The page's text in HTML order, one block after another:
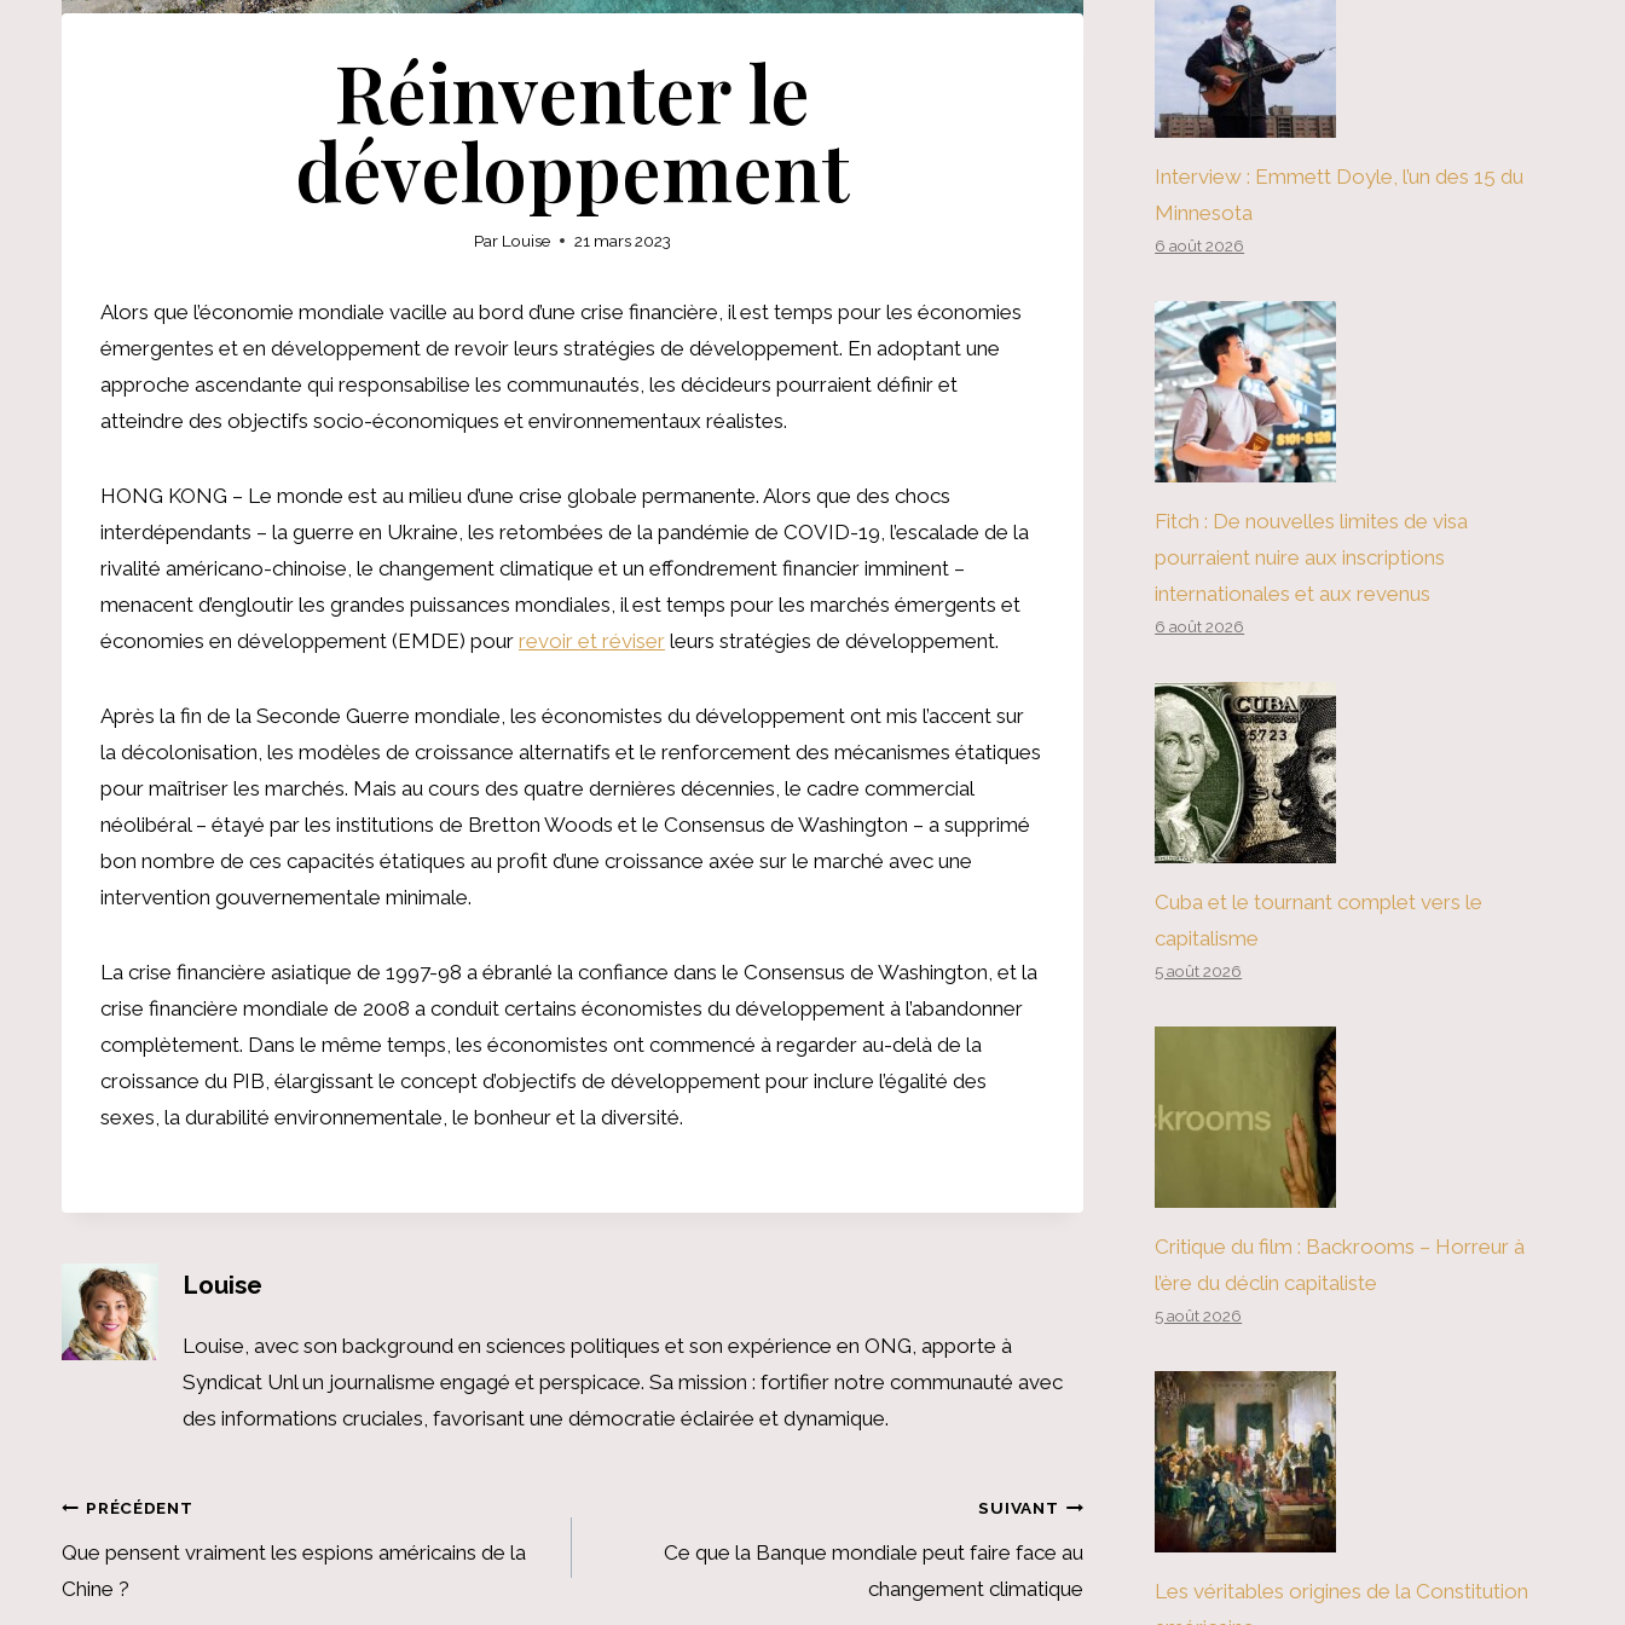
Réinventer le
développement
Par Louise 21 mars 2023
Alors que l’économie mondiale vacille au bord d’une crise financière, il est temps pour les économies
émergentes et en développement de revoir leurs stratégies de développement. En adoptant une
approche ascendante qui responsabilise les communautés, les décideurs pourraient définir et
atteindre des objectifs socio-économiques et environnementaux réalistes.
HONG KONG – Le monde est au milieu d’une crise globale permanente. Alors que des chocs
interdépendants – la guerre en Ukraine, les retombées de la pandémie de COVID-19, l’escalade de la
rivalité américano-chinoise, le changement climatique et un effondrement financier imminent –
menacent d’engloutir les grandes puissances mondiales, il est temps pour les marchés émergents et
économies en développement (EMDE) pour revoir et réviser leurs stratégies de développement.
Après la fin de la Seconde Guerre mondiale, les économistes du développement ont mis l’accent sur
la décolonisation, les modèles de croissance alternatifs et le renforcement des mécanismes étatiques
pour maîtriser les marchés. Mais au cours des quatre dernières décennies, le cadre commercial
néolibéral – étayé par les institutions de Bretton Woods et le Consensus de Washington – a supprimé
bon nombre de ces capacités étatiques au profit d’une croissance axée sur le marché avec une
intervention gouvernementale minimale.
La crise financière asiatique de 1997-98 a ébranlé la confiance dans le Consensus de Washington, et la
crise financière mondiale de 2008 a conduit certains économistes du développement à l’abandonner
complètement. Dans le même temps, les économistes ont commencé à regarder au-delà de la
croissance du PIB, élargissant le concept d’objectifs de développement pour inclure l’égalité des
sexes, la durabilité environnementale, le bonheur et la diversité.
Louise
Louise, avec son background en sciences politiques et son expérience en ONG, apporte à
Syndicat Unl un journalisme engagé et perspicace. Sa mission : fortifier notre communauté avec
des informations cruciales, favorisant une démocratie éclairée et dynamique.
Navigation
de
PRÉCÉDENT
Que pensent vraiment les espions américains de la
Chine ?
SUIVANT
Ce que la Banque mondiale peut faire face au
changement climatique
Interview : Emmett Doyle, l’un des 15 du
Minnesota
6 août 2026
Fitch : De nouvelles limites de visa
pourraient nuire aux inscriptions
internationales et aux revenus
6 août 2026
Cuba et le tournant complet vers le
capitalisme
5 août 2026
Critique du film : Backrooms – Horreur à
l’ère du déclin capitaliste
5 août 2026
Les véritables origines de la Constitution